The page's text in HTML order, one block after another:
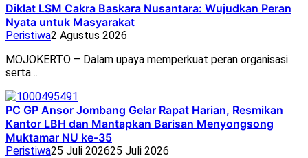
Diklat LSM Cakra Baskara Nusantara: Wujudkan Peran
Nyata untuk Masyarakat
Peristiwa2 Agustus 2026
MOJOKERTO – Dalam upaya memperkuat peran organisasi
serta…
PC GP Ansor Jombang Gelar Rapat Harian, Resmikan
Kantor LBH dan Mantapkan Barisan Menyongsong
Muktamar NU ke-35
Peristiwa25 Juli 202625 Juli 2026